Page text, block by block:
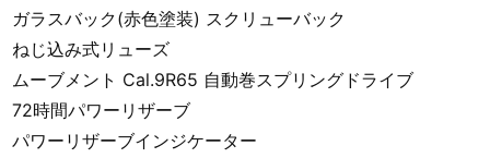
ガラスバック(赤色塗装) スクリューバック
ねじ込み式リューズ
ムーブメント Cal.9R65 自動巻スプリングドライブ
72時間パワーリザーブ
パワーリザーブインジケーター